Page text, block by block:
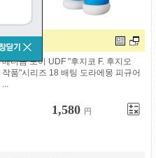
YF182420
메디콤 토이 UDF "후지코 F. 후지오
작품"시리즈 18 배팅 도라에몽 피규어
...
1,580 円